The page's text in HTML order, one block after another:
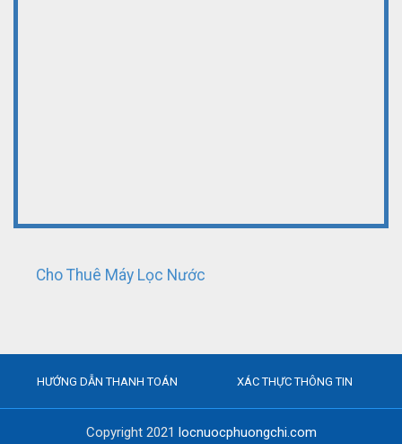
Cho Thuê Máy Lọc Nước
HƯỚNG DẪN THANH TOÁN XÁC THỰC THÔNG TIN
Copyright 2021 locnuocphuongchi.com